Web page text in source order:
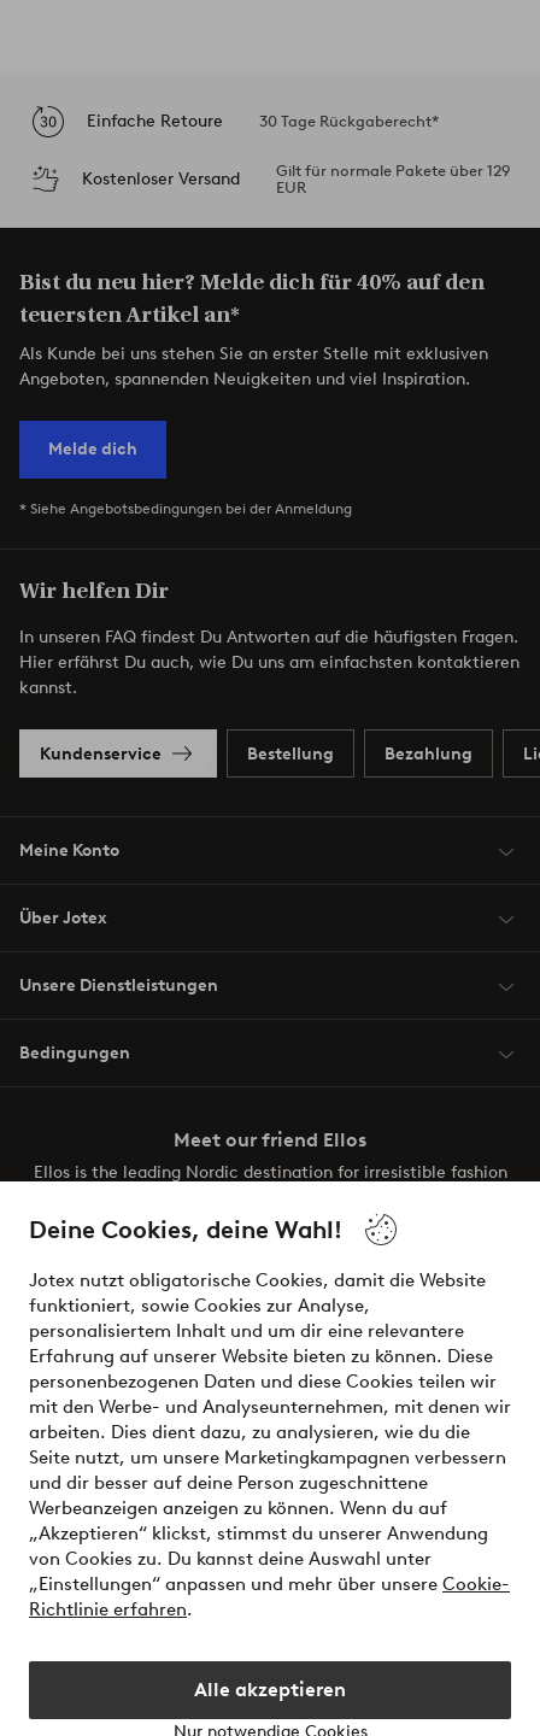
Deine Cookies, deine Wahl!
Jotex nutzt obligatorische Cookies, damit die Website
funktioniert, sowie Cookies zur Analyse,
personalisiertem Inhalt und um dir eine relevantere
Erfahrung auf unserer Website bieten zu können. Diese
personenbezogenen Daten und diese Cookies teilen wir
mit den Werbe- und Analyseunternehmen, mit denen wir
arbeiten. Dies dient dazu, zu analysieren, wie du die
Seite nutzt, um unsere Marketingkampagnen verbessern
und dir besser auf deine Person zugeschnittene
Werbeanzeigen anzeigen zu können. Wenn du auf
„Akzeptieren“ klickst, stimmst du unserer Anwendung
von Cookies zu. Du kannst deine Auswahl unter
„Einstellungen“ anpassen und mehr über unsere Cookie-
Richtlinie erfahren.
Alle akzeptieren
Nur notwendige Cookies
Einfache Retoure 30 Tage Rückgaberecht*
Kostenloser Versand
Gilt für normale Pakete über 129
EUR
Bist du neu hier? Melde dich für 40% auf den
teuersten Artikel an*
Als Kunde bei uns stehen Sie an erster Stelle mit exklusiven
Angeboten, spannenden Neuigkeiten und viel Inspiration.
Melde dich
* Siehe Angebotsbedingungen bei der Anmeldung
Wir helfen Dir
In unseren FAQ findest Du Antworten auf die häufigsten Fragen.
Hier erfährst Du auch, wie Du uns am einfachsten kontaktieren
kannst.
Kundenservice Bestellung Bezahlung
Meine Konto
Über Jotex
Unsere Dienstleistungen
Bedingungen
Meet our friend Ellos
Ellos is the leading Nordic destination for irresistible fashion
the latest trends, curated to make finding your next look
effortless. It’s all here.
Visit Ellos
Sichere Zahlungen - Jetzt bezahlen oder aufteilen
Möchtest du mehr über unsere
Zahlungsmöglichkeitenerfahren?